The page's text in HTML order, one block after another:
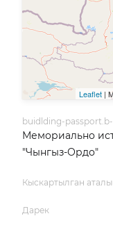
Leaflet |
buidlding-
Мемориально
"Чынгыз-Ордо"
Кыскартылган
Дарек